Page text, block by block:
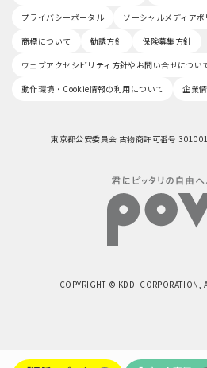
プライバシーポータル
ソーシャルメディアポ
商標について
勧誘方針
保険募集方針
ウェブアクセシビリティ方針やお問い合せについ
動作環境・Cookie情報の利用について
企業
東京都公安委員会 古物商許可番号
COPYRIGHT © KDDI CORPORATION,